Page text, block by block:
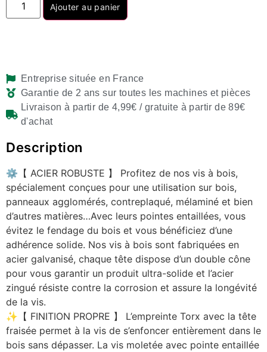
Ajouter au panier
Entreprise située en France
Garantie de 2 ans sur toutes les machines et pièces
Livraison à partir de 4,99€ / gratuite à partir de 89€
d'achat
Description
⚙️【 ACIER ROBUSTE 】 Profitez de nos vis à bois,
spécialement conçues pour une utilisation sur bois,
panneaux agglomérés, contreplaqué, mélaminé et bien
d’autres matières…Avec leurs pointes entaillées, vous
évitez le fendage du bois et vous bénéficiez d’une
adhérence solide. Nos vis à bois sont fabriquées en
acier galvanisé, chaque tête dispose d’un double cône
pour vous garantir un produit ultra-solide et l’acier
zingué résiste contre la corrosion et assure la longévité
de la vis.
✨【 FINITION PROPRE 】 L’empreinte Torx avec la tête
fraisée permet à la vis de s’enfoncer entièrement dans le
bois sans dépasser. La vis moletée avec pointe entaillée